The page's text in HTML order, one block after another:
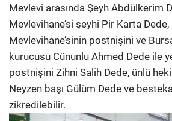
Mevlevi arasında Şeyh Abdülkerim
Mevlevihane’si şeyhi Pir Karta
Mevlevihane’sinin postnişini ve
kurucusu Cünunlu Ahmed Dede ile
postnişini Zihni Salih Dede, ünlü
Neyzen başı Gülüm Dede ve
zikredilebilir.